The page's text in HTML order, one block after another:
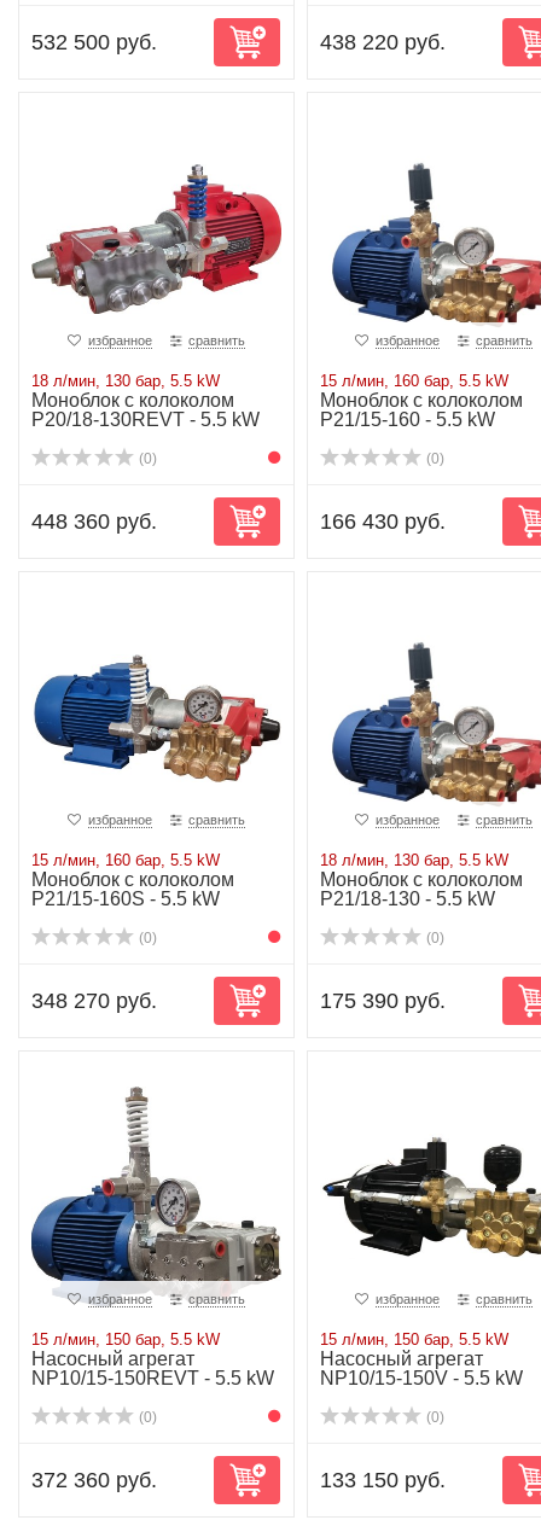
532 500 руб. 438 220 руб.
избранное сравнить
18 л/мин, 130 бар, 5.5 kW
Моноблок с колоколом
P20/18-130REVT - 5.5 kW
(0)
448 360 руб.
избранное сравнить
15 л/мин, 160 бар, 5.5 kW
Моноблок с колоколом
P21/15-160 - 5.5 kW
(0)
166 430 руб.
избранное сравнить
15 л/мин, 160 бар, 5.5 kW
Моноблок с колоколом
P21/15-160S - 5.5 kW
(0)
348 270 руб.
избранное сравнить
18 л/мин, 130 бар, 5.5 kW
Моноблок с колоколом
P21/18-130 - 5.5 kW
(0)
175 390 руб.
избранное сравнить
15 л/мин, 150 бар, 5.5 kW
Насосный агрегат
NP10/15-150REVT - 5.5 kW
(0)
372 360 руб.
избранное сравнить
15 л/мин, 150 бар, 5.5 kW
Насосный агрегат
NP10/15-150V - 5.5 kW
(0)
133 150 руб.